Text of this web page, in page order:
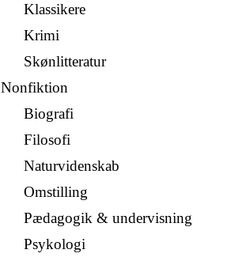
Klassikere
Krimi
Skønlitteratur
Nonfiktion
Biografi
Filosofi
Naturvidenskab
Omstilling
Pædagogik & undervisning
Psykologi